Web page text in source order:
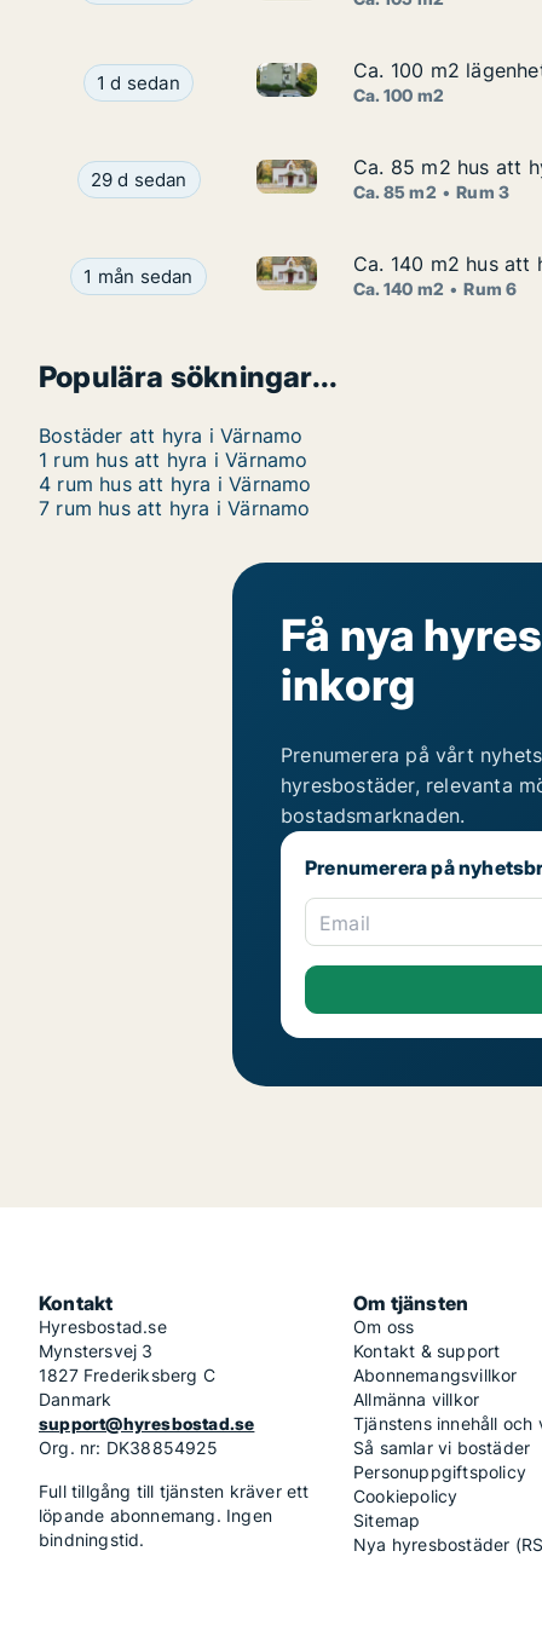
Ca. 100 m2 lägenhet att hyra i Värnamo,
1 d sedan Ca. 100 m2 lägenhet att hyra
Ca. 100 m2
Ca. 100 m2
Ca. 100 m2
Ca. 85 m2 hus att hyra i Värnamo, Bor,
29 d sedan Ca. 85 m2 hus att hyra i
Ca. 85 m2 hus att
Ca. 85 m2 hus att
Ca. 85 m2 Rum 3
Ca. 140 m2 hus att hyra i Värnamo, Thure
1 mån sedan Ca. 140 m2 hus att hyra i
Ca. 140 m2 hus att
Ca. 140 m2 hus att
Ca. 140 m2 Rum 6
Populära sökningar...
Bostäder att hyra i Värnamo
1 rum hus att hyra i Värnamo
4 rum hus att hyra i Värnamo
7 rum hus att hyra i Värnamo
Få nya
inkorg
Prenumerera på vårt
hyresbostäder, relevanta
bostadsmarknaden.
Prenumerera på
Email
Kontakt
Hyresbostad.se
Mynstersvej 3
1827 Frederiksberg C
Danmark
support@hyresbostad.se
Org. nr: DK38854925
Full tillgång till tjänsten kräver ett
löpande abonnemang. Ingen
bindningstid.
Om tjänsten
Om oss
Kontakt & support
Abonnemangsvillkor
Allmänna villkor
Tjänstens innehåll och
Så samlar vi bostäder
Personuppgiftspolicy
Cookiepolicy
Sitemap
Nya hyresbostäder